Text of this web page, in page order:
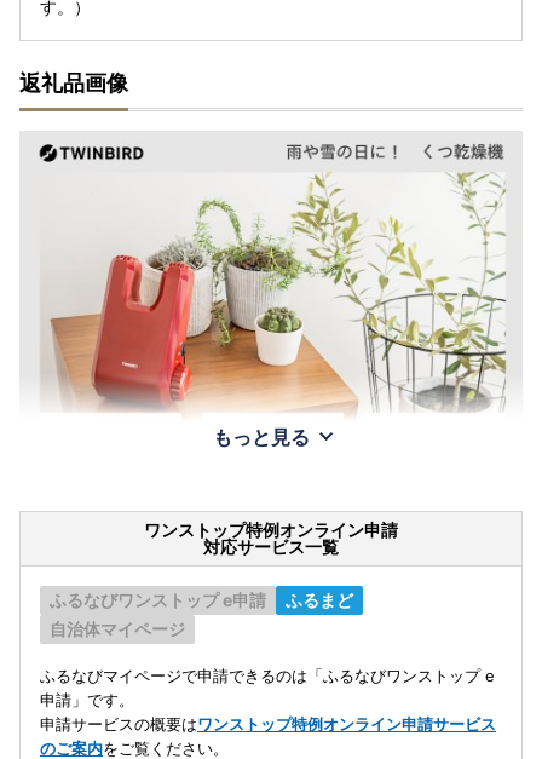
す。）
返礼品画像
もっと見る
ワンストップ特例オンライン申請
対応サービス一覧
ふるなびワンストップ e申請
ふるまど
自治体マイページ
ふるなびマイページで申請できるのは「ふるなびワンストップ e
申請」です。
申請サービスの概要はワンストップ特例オンライン申請サービス
のご案内をご覧ください。